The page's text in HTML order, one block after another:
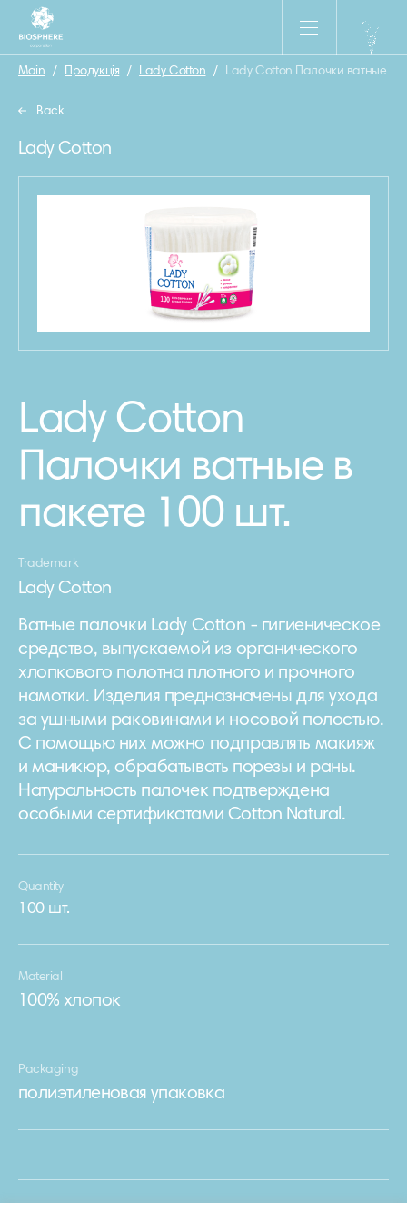
Main / Продукція / Lady Cotton / Lady Cotton Палочки ватные в
Back
Lady Cotton
Lady Cotton
Палочки ватные в
пакете 100 шт.
Trademark
Lady Cotton
Ватные палочки Lady Cotton - гигиеническое
средство, выпускаемой из органического
хлопкового полотна плотного и прочного
намотки. Изделия предназначены для ухода
за ушными раковинами и носовой полостью.
С помощью них можно подправлять макияж
и маникюр, обрабатывать порезы и раны.
Натуральность палочек подтверждена
особыми сертификатами Cotton Natural.
Quantity
100 шт.
Material
100% хлопок
Packaging
полиэтиленовая упаковка